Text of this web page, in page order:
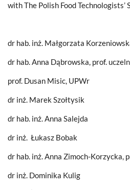
withThe Polish Food Technologists’
dr hab. inż. Małgorzata
dr hab. Anna Dąbrowska, prof.
prof. Dusan Misic, UPWr
dr inż. Marek Szołtysik
dr hab. inż. Anna Salejda
dr inż. Łukasz Bobak
dr hab. inż. Anna Zimoch-Korzycka,
dr inż. Dominika Kulig